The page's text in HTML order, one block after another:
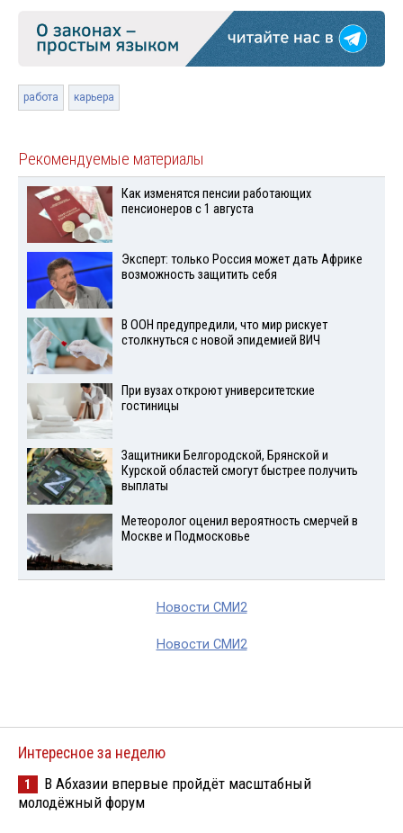
работа карьера
Рекомендуемые материалы
Как изменятся пенсии работающих
пенсионеров с 1 августа
Эксперт: только Россия может дать Африке
возможность защитить себя
В ООН предупредили, что мир рискует
столкнуться с новой эпидемией ВИЧ
При вузах откроют университетские
гостиницы
Защитники Белгородской, Брянской и
Курской областей смогут быстрее получить
выплаты
Метеоролог оценил вероятность смерчей в
Москве и Подмосковье
Новости СМИ2
Новости СМИ2
Интересное за неделю
1
В Абхазии впервые пройдёт масштабный
молодёжный форум